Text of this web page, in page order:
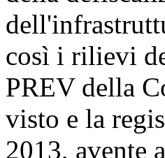
così i rilievi
PREV della
visto e la
2013, avente